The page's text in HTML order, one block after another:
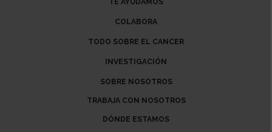
COLABORA
TODO SOBRE EL CANCER
INVESTIGACIÓN
SOBRE NOSOTROS
TRABAJA CON NOSOTROS
DÓNDE ESTAMOS